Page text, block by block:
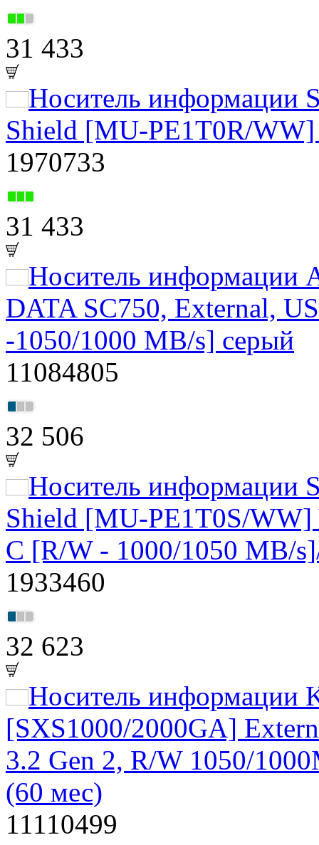
31 433
Носитель информации
Shield [MU-PE1T0R/
1970733
31 433
Носитель информации
DATA SC750, External,
-1050/1000 MB/s] серый
11084805
32 506
Носитель информации
Shield [MU-PE1T0S/
C [R/W - 1000/1050 MB/
1933460
32 623
Носитель информации
[SXS1000/2000GA]
3.2 Gen 2, R/W 1050/
(60 мес)
11110499